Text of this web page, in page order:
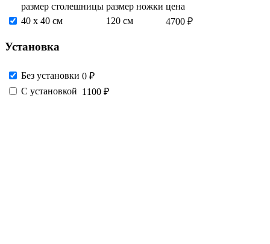
размер столешницы размер ножки цена
40 x 40 см
120 см 4700 ₽
Установка
Без установки 0 ₽
С установкой 1100 ₽